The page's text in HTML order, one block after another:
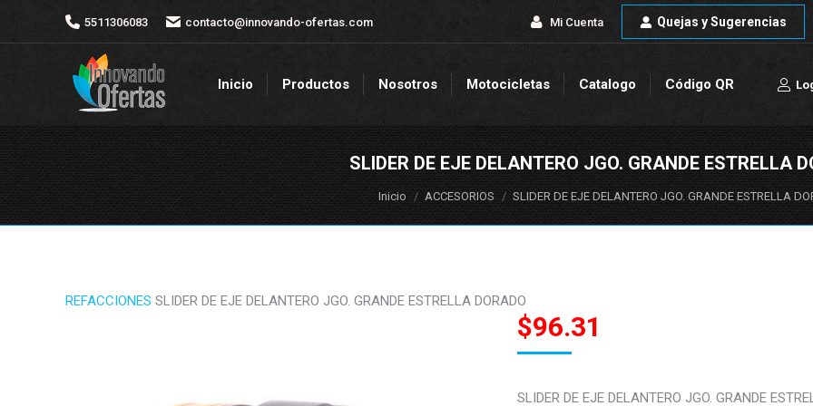
5511306083 contacto@innovando-ofertas.com Mi Cuenta Quejas y Sugerencias
Inicio Productos Nosotros Motocicletas Catalogo Código QR
SLIDER DE EJE DELANTERO JGO. GRANDE ESTRELLA
Estás aquí:
Inicio ACCESORIOS SLIDER DE EJE DELANTERO JGO. GRANDE ESTRELLA
REFACCIONES SLIDER DE EJE DELANTERO JGO. GRANDE ESTRELLA DORADO
$96.31
SLIDER DE EJE DELANTERO JGO. GRANDE
5511306083 contacto@innovando-ofertas.com Mi Cuenta Quejas y Sugerencias
Inicio Productos Nosotros Motocicletas Catalogo Código QR